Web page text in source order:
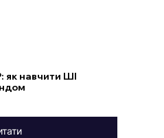
як навчити ШІ